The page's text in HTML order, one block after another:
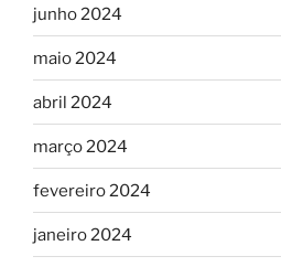
junho 2024
maio 2024
abril 2024
março 2024
fevereiro 2024
janeiro 2024